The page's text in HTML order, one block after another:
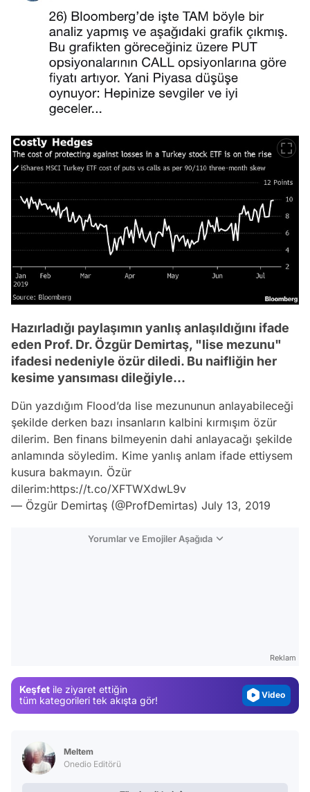
Hazırladığı paylaşımın yanlış anlaşıldığını ifade
eden Prof. Dr. Özgür Demirtaş, "lise mezunu"
ifadesi nedeniyle özür diledi. Bu naifliğin her
kesime yansıması dileğiyle...
Dün yazdığım Flood’da lise mezununun anlayabileceği
şekilde derken bazı insanların kalbini kırmışım özür
dilerim. Ben finans bilmeyenin dahi anlayacağı şekilde
anlamında söyledim. Kime yanlış anlam ifade ettiysem
kusura bakmayın. Özür
dilerim:https://t.co/XFTWXdwL9v
— Özgür Demirtaş (@ProfDemirtas) July 13, 2019
Yorumlar ve Emojiler Aşağıda
Reklam
Keşfet ile ziyaret ettiğin
tüm kategorileri tek akışta gör!
Video
Meltem
Onedio Editörü